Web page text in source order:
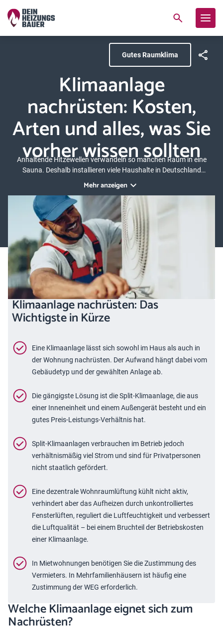
Gutes Raumklima
Klimaanlage
nachrüsten: Kosten,
Arten und alles, was Sie
vorher wissen sollten
Anhaltende Hitzewellen verwandeln so manchen Raum in eine
Sauna. Deshalb installieren viele Haushalte in Deutschland
möglich. Wichtig ist jedoch, die richtige Anlage zu wählen, die
Kosten im Blick zu behalten und rechtliche Fallstricke wie
Genehmigungspflichten zu kennen. Dieser Ratgeber gibt Ihnen den
vollständigen Überblick.
Mehr anzeigen
Klimaanlage nachrüsten: Das
Wichtigste in Kürze
Eine Klimaanlage lässt sich sowohl im Haus als auch in
der Wohnung nachrüsten. Der Aufwand hängt dabei vom
Gebäudetyp und der gewählten Anlage ab.
Die gängigste Lösung ist die Split-Klimaanlage, die aus
einer Inneneinheit und einem Außengerät besteht und ein
gutes Preis-Leistungs-Verhältnis hat.
Split-Klimaanlagen verbrauchen im Betrieb jedoch
verhältnismäßig viel Strom und sind für Privatpersonen
nicht staatlich gefördert.
Eine dezentrale Wohnraumlüftung kühlt nicht aktiv,
verhindert aber das Aufheizen durch unkontrolliertes
Fensterlüften, reguliert die Luftfeuchtigkeit und verbessert
die Luftqualität – bei einem Bruchteil der Betriebskosten
einer Klimaanlage.
In Mietwohnungen benötigen Sie die Zustimmung des
Vermieters. In Mehrfamilienhäusern ist häufig eine
Zustimmung der WEG erforderlich.
Welche Klimaanlage eignet sich zum
Nachrüsten?